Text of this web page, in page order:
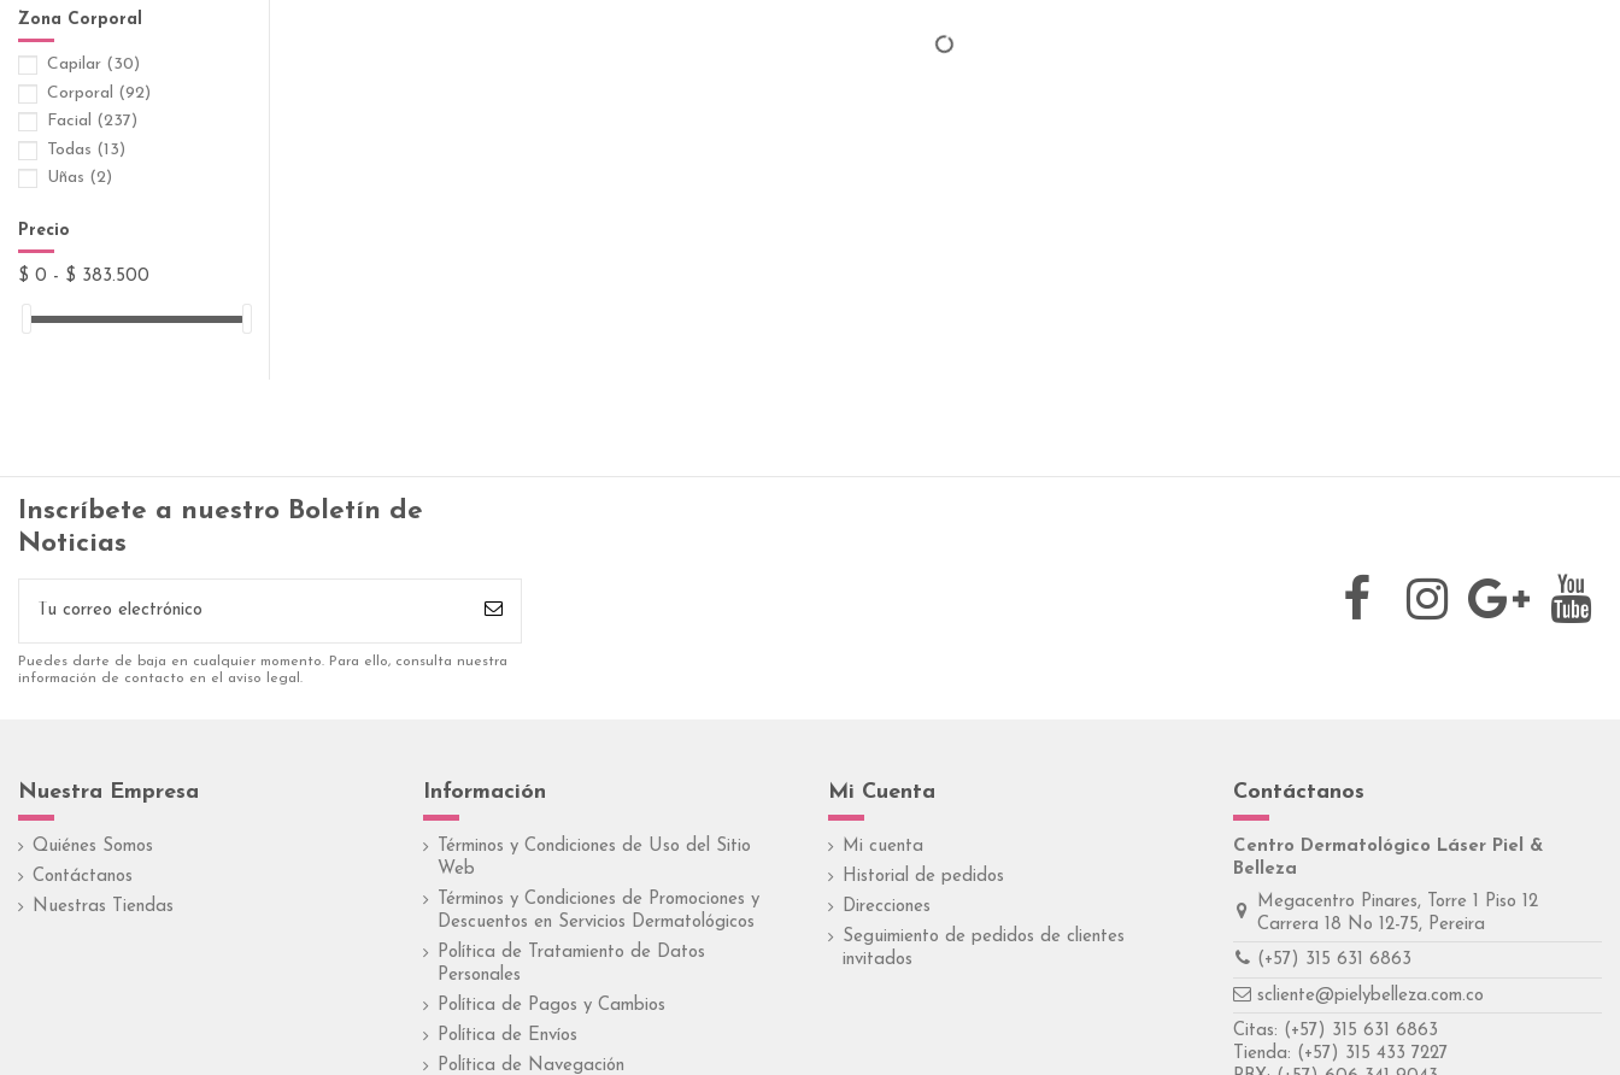
Inbiotech
(1)
Isdin
Isispharma(14)
La Roche-Posay
Medihealth
NovaDerma
Procaps
Siegfried
Suiphar(6)
Vichy(12)
Zona Corporal
Capilar (30)
Corporal (92)
Facial (237)
Todas (13)
Uñas (2)
Precio
$ 0 - $ 383.500
Inscríbete a nuestro Boletín de
Noticias
Puedes darte de baja en cualquier momento. Para ello, consulta nuestra
información de contacto en el aviso legal.
Nuestra Empresa
Quiénes Somos
Contáctanos
Nuestras Tiendas
Información
Términos y Condiciones de Uso del Sitio
Web
Términos y Condiciones de Promociones y
Descuentos en Servicios Dermatológicos
Política de Tratamiento de Datos
Personales
Política de Pagos y Cambios
Política de Envíos
Política de Navegación
Mi Cuenta
Mi cuenta
Historial de pedidos
Direcciones
Seguimiento de pedidos de clientes
invitados
Contáctanos
Centro Dermatológico Láser Piel &
Belleza
Megacentro Pinares, Torre 1 Piso 12
Carrera 18 No 12-75, Pereira
(+57) 315 631 6863
scliente@pielybelleza.com.co
Citas: (+57) 315 631 6863
Tienda: (+57) 315 433 7227